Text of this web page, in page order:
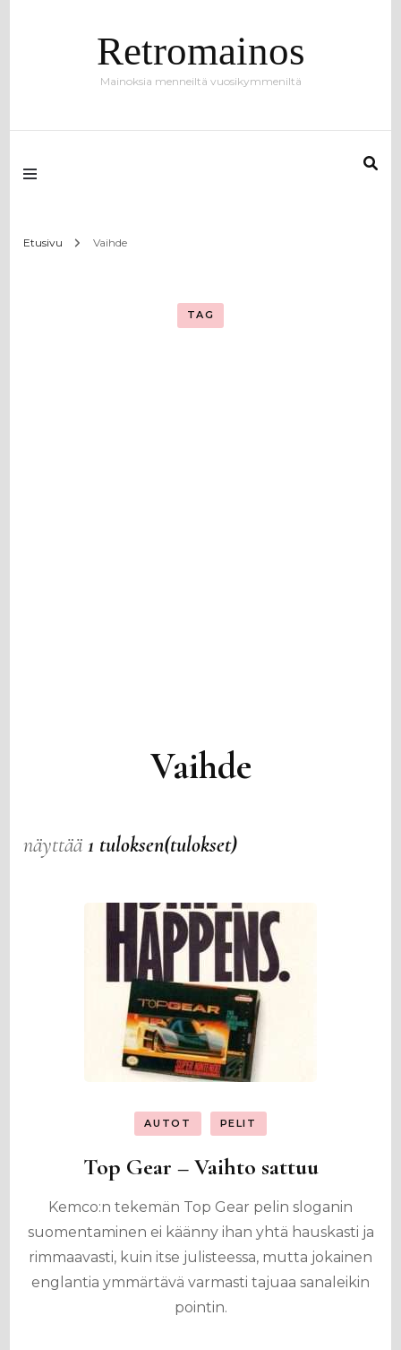
Retromainos
Mainoksia menneiltä vuosikymmeniltä
Etusivu Vaihde
TAG
Vaihde
näyttää1 tuloksen(tulokset)
AUTOT PELIT
Top Gear – Vaihto sattuu
Kemco:n tekemän Top Gear pelin sloganin
suomentaminen ei käänny ihan yhtä hauskasti ja
rimmaavasti, kuin itse julisteessa, mutta jokainen
englantia ymmärtävä varmasti tajuaa sanaleikin
pointin.